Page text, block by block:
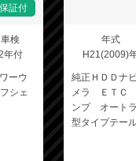
証付
車検
年付
ーウ
シェ
年式
H21(2009)
純正ＨＤＤ
メラ ＥＴＣ
ンプ オート
型タイプテー